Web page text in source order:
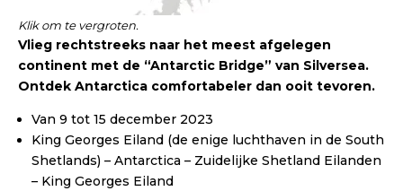
Klik om te vergroten.
Vlieg rechtstreeks naar het meest afgelegen
continent met de “Antarctic Bridge” van Silversea.
Ontdek Antarctica comfortabeler dan ooit tevoren.
Van 9 tot 15 december 2023
King Georges Eiland (de enige luchthaven in de South
Shetlands) – Antarctica – Zuidelijke Shetland Eilanden
– King Georges Eiland